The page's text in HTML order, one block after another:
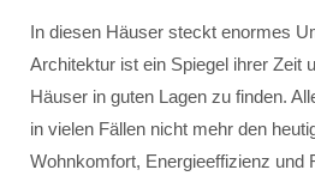
In diesen Häuser steckt enormes
Architektur ist ein Spiegel ihrer Zeit
Häuser in guten Lagen zu finden.
in vielen Fällen nicht mehr den
Wohnkomfort, Energieeffizienz und